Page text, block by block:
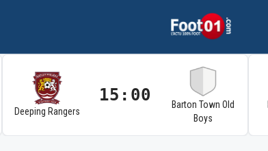
Deeping Rangers
15:00
Barton Town Old
Boys